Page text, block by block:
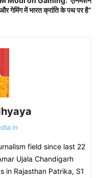
और गेमिंग में भारत क्रांति के पथ पर है”
field since last 22
Ujala Chandigarh
in Rajasthan Patrika, S1